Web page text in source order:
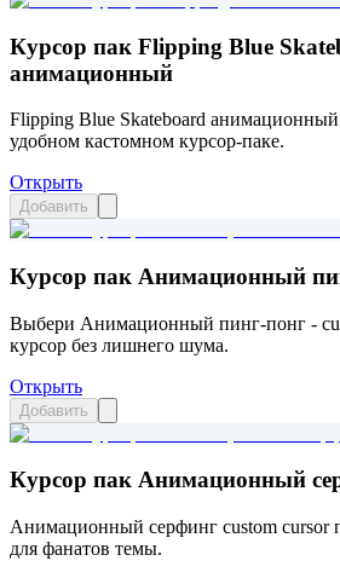
Курсор пак Flipping Blue
анимационный
Flipping Blue Skateboard
удобном кастомном курсор-паке.
Открыть
Добавить
Курсор пак Анимационный
Выбери Анимационный пинг-понг -
курсор без лишнего шума.
Открыть
Добавить
Курсор пак Анимационный
Анимационный серфинг custom cursor
для фанатов темы.